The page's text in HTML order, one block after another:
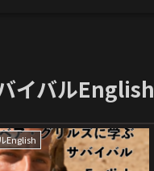
イバルEnglish
English